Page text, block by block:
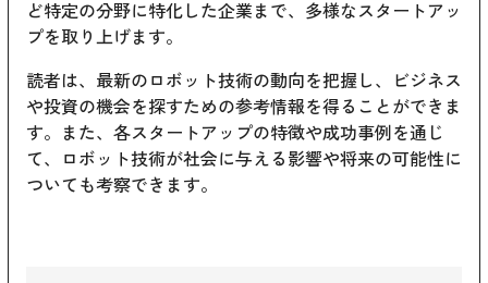
ど特定の分野に特化した企業まで、多様なスタートアッ
プを取り上げます。
読者は、最新のロボット技術の動向を把握し、ビジネス
や投資の機会を探すための参考情報を得ることができま
す。また、各スタートアップの特徴や成功事例を通じ
て、ロボット技術が社会に与える影響や将来の可能性に
ついても考察できます。